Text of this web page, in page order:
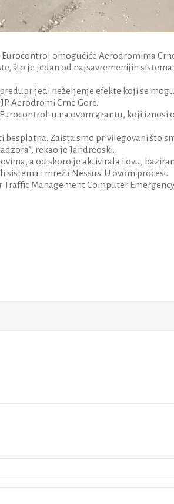
omogućiće Aerodromima
što je jedan od najsavremenijih sistema
neželjenje efekte koji se mogu
Aerodromi Crne Gore.
u na ovom grantu, koji iznosi
besplatna. Zaista smo privilegovani što
rekao je Jandreoski.
a od skoro je aktivirala i ovu,
i mreža Nessus. U ovom procesu
Traffic Management Computer Emergency